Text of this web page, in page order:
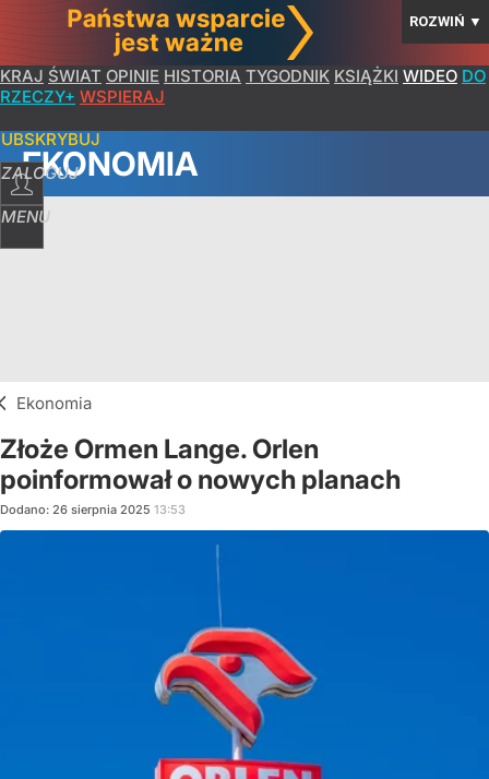
ROZWIŃ ▼
KRAJ ŚWIAT OPINIE HISTORIA TYGODNIK KSIĄŻKI WIDEO DO
RZECZY+ WSPIERAJ
ZALOGUJ
MENU
EKONOMIA
Ekonomia
Złoże Ormen Lange. Orlen
poinformował o nowych planach
Dodano: 26 sierpnia 2025 13:53